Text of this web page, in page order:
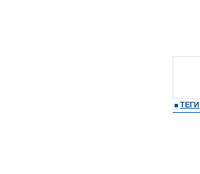
ТЕГИ